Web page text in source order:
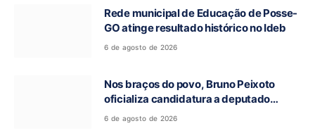
Rede municipal de Educação de Posse-
GO atinge resultado histórico no Ideb
6 de agosto de 2026
Nos braços do povo, Bruno Peixoto
oficializa candidatura a deputado
federal em convenção do União Brasil
6 de agosto de 2026